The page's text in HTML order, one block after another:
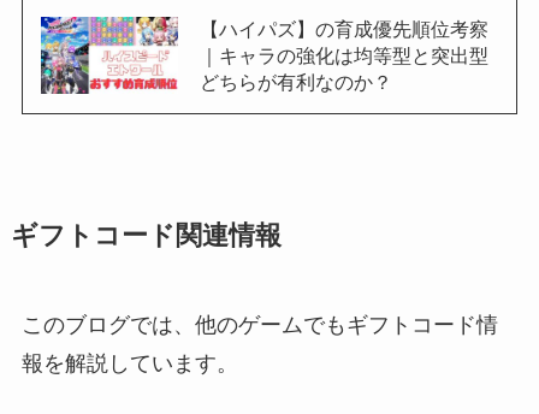
【ハイパズ】の育成優先順位考察
｜キャラの強化は均等型と突出型
どちらが有利なのか？
ギフトコード関連情報
このブログでは、他のゲームでもギフトコード情
報を解説しています。